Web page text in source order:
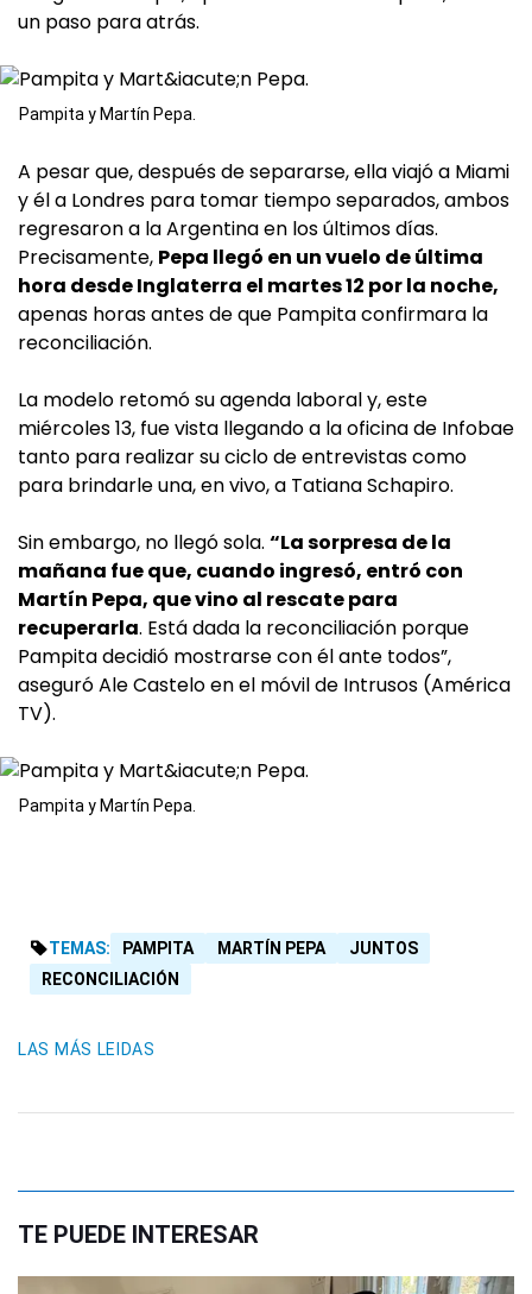
un paso para atrás.
Pampita y Martín Pepa.
A pesar que, después de separarse, ella viajó a Miami
y él a Londres para tomar tiempo separados, ambos
regresaron a la Argentina en los últimos días.
Precisamente, Pepa llegó en un vuelo de última
hora desde Inglaterra el martes 12 por la noche,
apenas horas antes de que Pampita confirmara la
reconciliación.
La modelo retomó su agenda laboral y, este
miércoles 13, fue vista llegando a la oficina de Infobae
tanto para realizar su ciclo de entrevistas como
para brindarle una, en vivo, a Tatiana Schapiro.
Sin embargo, no llegó sola. “La sorpresa de la
mañana fue que, cuando ingresó, entró con
Martín Pepa, que vino al rescate para
recuperarla. Está dada la reconciliación porque
Pampita decidió mostrarse con él ante todos”,
aseguró Ale Castelo en el móvil de Intrusos (América
TV).
Pampita y Martín Pepa.
TEMAS: PAMPITA MARTÍN PEPA
JUNTOS
RECONCILIACIÓN
LAS MÁS LEIDAS
TE PUEDE INTERESAR